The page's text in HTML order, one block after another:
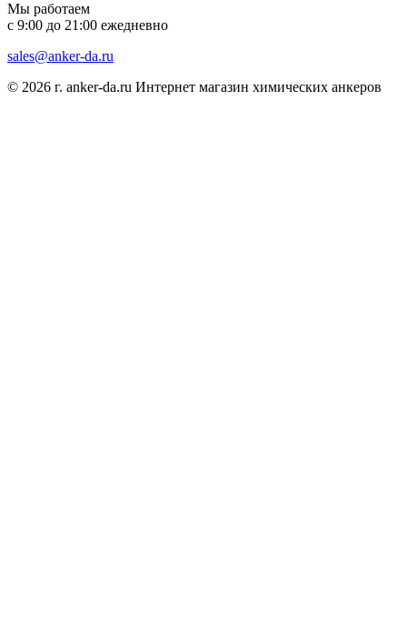
Мы работаем
с 9:00 до 21:00 ежедневно
sales@anker-da.ru
© 2026 г. anker-da.ru Интернет магазин химических анкеров